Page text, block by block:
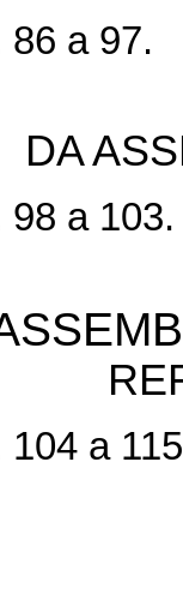
86 a 97.
DA
98 a 103.
104 a